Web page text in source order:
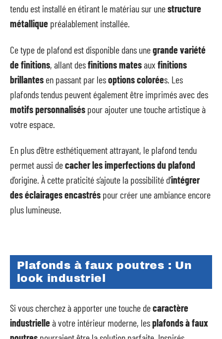
tendu est installé en étirant le matériau sur unestructure
métallique préalablement installée.
Ce type de plafond est disponible dans unegrande variété
de finitions, allant desfinitions matesaux finitions
brillantes en passant par lesoptions colorées. Les
plafonds tendus peuvent également être imprimés avec des
motifs personnalisés pour ajouter une touche artistique à
votre espace.
En plus d’être esthétiquement attrayant, le plafond tendu
permet aussi decacher les imperfections du plafond
d’origine. À cette praticité s’ajoute la possibilité d’intégrer
des éclairages encastrés pour créer une ambiance encore
plus lumineuse.
Plafonds à faux poutres : Un
look industriel
Si vous cherchez à apporter une touche decaractère
industrielleà votre intérieur moderne, lesplafonds à faux